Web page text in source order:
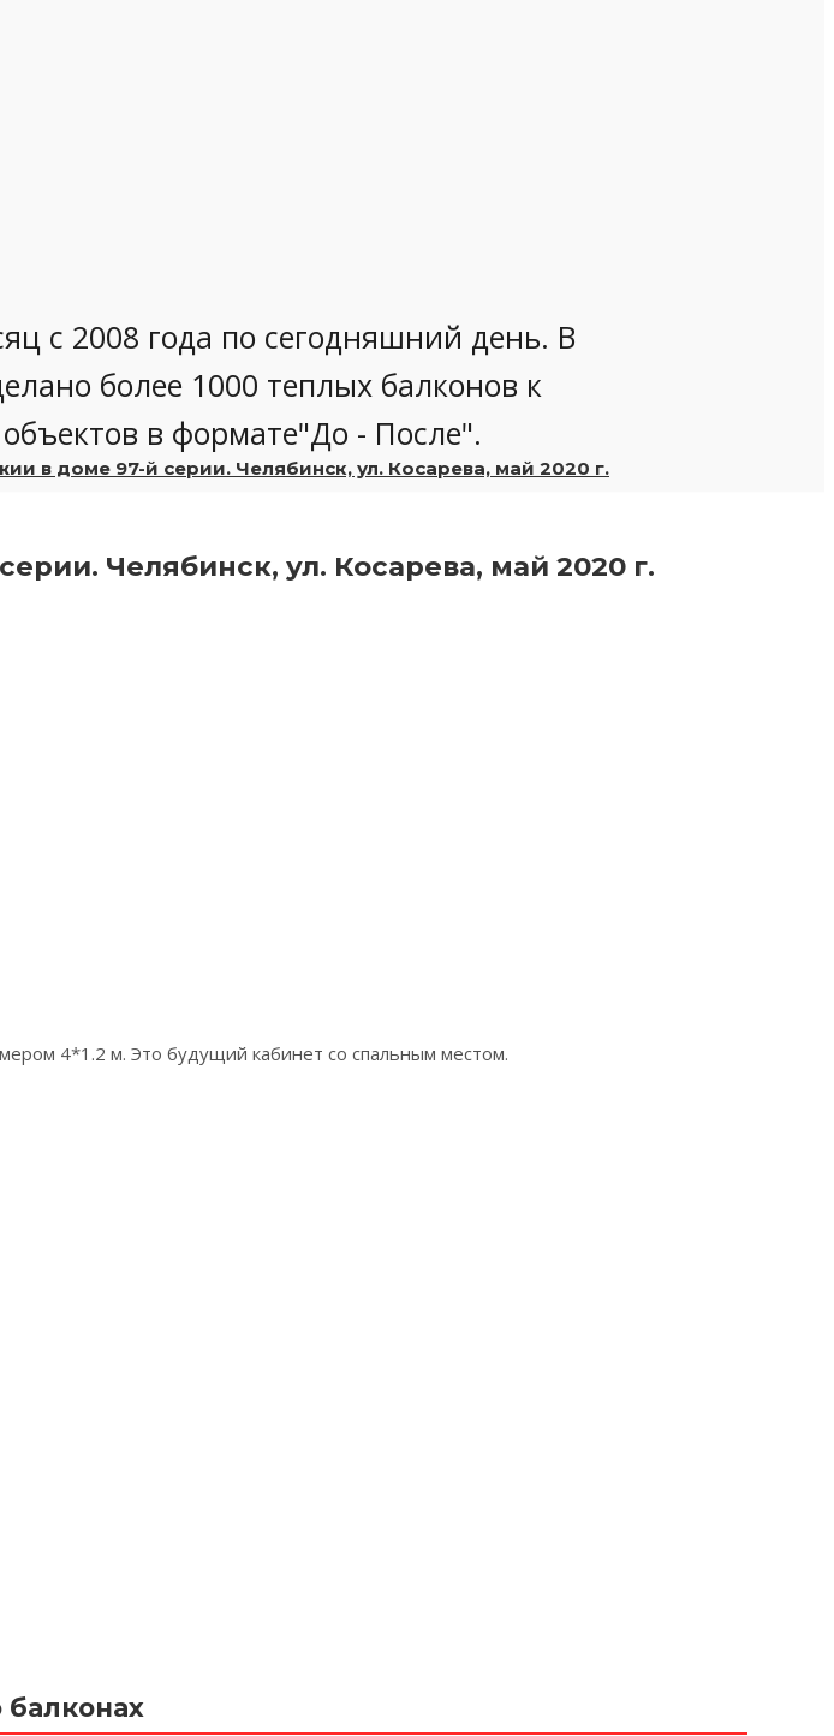
с 2008 года по сегодняшний день. В
более 1000 теплых балконов к
в формате"До - После".
в доме 97-й серии. Челябинск, ул. Косарева, май 2020 г.
Челябинск, ул. Косарева, май 2020 г.
4*1.2 м. Это будущий кабинет со спальным местом.
балконах